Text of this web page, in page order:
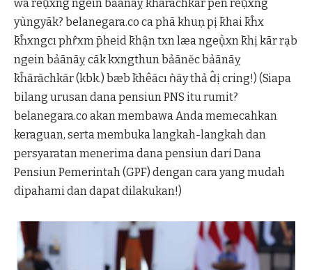
ẁā reụ̄̀xng ngein bảānāỵ k̄ĥārāchkār pĕn reụ̄̀xng
yùngyāk? belanegara.co ca phā khuṇ pị k̄hai k̄ĥx
k̄ĥxngcı phr̂xm p̄heid k̄hận txn læa ngeụ̄̀xn k̄hị kār rạb
ngein bảānāỵ cāk kxngthun bảānĕc bảānāỵ
k̄ĥārāchkār (kbk.) bæb k̄hêācı ǹāy thả d̂ị cring!) (Siapa
bilang urusan dana pensiun PNS itu rumit?
belanegara.co akan membawa Anda memecahkan
keraguan, serta membuka langkah-langkah dan
persyaratan menerima dana pensiun dari Dana
Pensiun Pemerintah (GPF) dengan cara yang mudah
dipahami dan dapat dilakukan!)